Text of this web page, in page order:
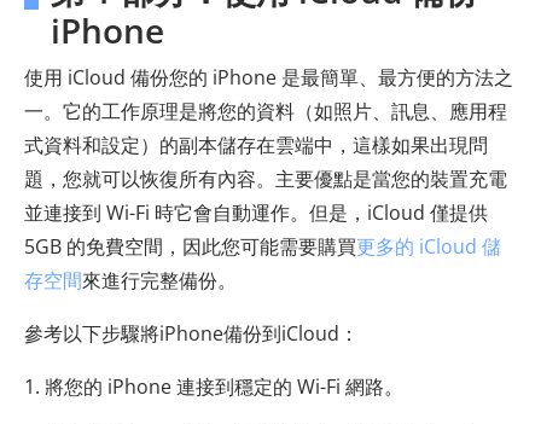
iPhone
使用 iCloud 備份您的 iPhone 是最簡單、最方便的方法之
一。它的工作原理是將您的資料（如照片、訊息、應用程
式資料和設定）的副本儲存在雲端中，這樣如果出現問
題，您就可以恢復所有內容。主要優點是當您的裝置充電
並連接到 Wi-Fi 時它會自動運作。但是，iCloud 僅提供
5GB 的免費空間，因此您可能需要購買更多的 iCloud 儲
存空間來進行完整備份。
參考以下步驟將iPhone備份到iCloud：
1. 將您的 iPhone 連接到穩定的 Wi-Fi 網路。